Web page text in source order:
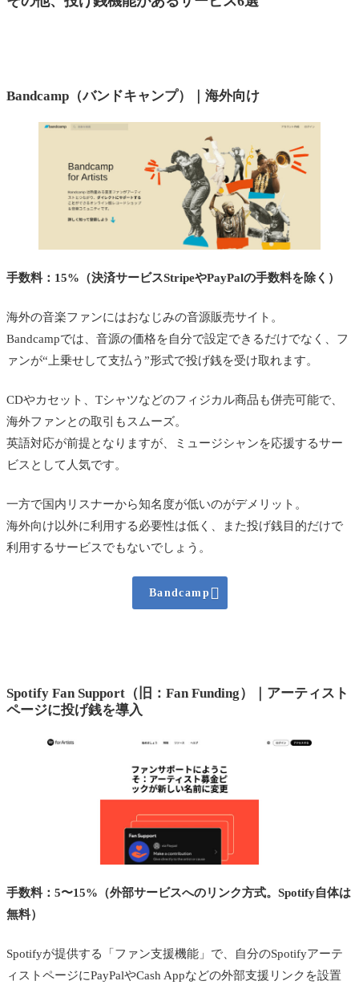
Bandcamp（バンドキャンプ）｜海外向け
手数料：15%（決済サービスStripeやPayPalの手数料を除く）
海外の音楽ファンにはおなじみの音源販売サイト。
Bandcampでは、音源の価格を自分で設定できるだけでなく、フ
ァンが“上乗せして支払う”形式で投げ銭を受け取れます。
CDやカセット、Tシャツなどのフィジカル商品も併売可能で、
海外ファンとの取引もスムーズ。
英語対応が前提となりますが、ミュージシャンを応援するサー
ビスとして人気です。
一方で国内リスナーから知名度が低いのがデメリット。
海外向け以外に利用する必要性は低く、また投げ銭目的だけで
利用するサービスでもないでしょう。
Bandcamp 
Spotify Fan Support（旧：Fan Funding）｜アーティスト
ページに投げ銭を導入
手数料：5〜15%（外部サービスへのリンク方式。Spotify自体は
無料）
Spotifyが提供する「ファン支援機能」で、自分のSpotifyアーテ
ィストページにPayPalやCash Appなどの外部支援リンクを設置